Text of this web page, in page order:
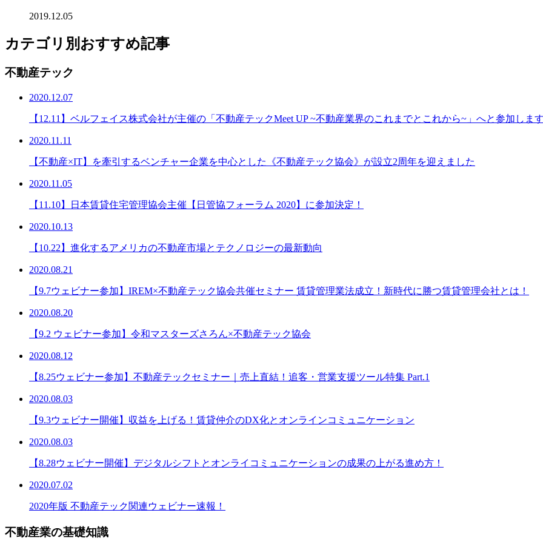
2019.12.05
カテゴリ別おすすめ記事
不動産テック
2020.12.07
【12.11】ベルフェイス株式会社が主催の「不動産テックMeet UP ~不動産業界のこれまでとこれから~」へと参加しま
2020.11.11
【不動産×IT】を牽引するベンチャー企業を中心とした《不動産テック協会》が設立2周年を迎えました
2020.11.05
【11.10】日本賃貸住宅管理協会主催【日管協フォーラム 2020】に参加決定！
2020.10.13
【10.22】進化するアメリカの不動産市場とテクノロジーの最新動向
2020.08.21
【9.7ウェビナー参加】IREM×不動産テック協会共催セミナー 賃貸管理業法成立！新時代に勝つ賃貸管理会社とは！
2020.08.20
【9.2 ウェビナー参加】令和マスターズさろん×不動産テック協会
2020.08.12
【8.25ウェビナー参加】不動産テックセミナー｜売上直結！追客・営業支援ツール特集 Part.1
2020.08.03
【9.3ウェビナー開催】収益を上げる！賃貸仲介のDX化とオンラインコミュニケーション
2020.08.03
【8.28ウェビナー開催】デジタルシフトとオンライコミュニケーションの成果の上がる進め方！
2020.07.02
2020年版 不動産テック関連ウェビナー速報！
不動産業の基礎知識